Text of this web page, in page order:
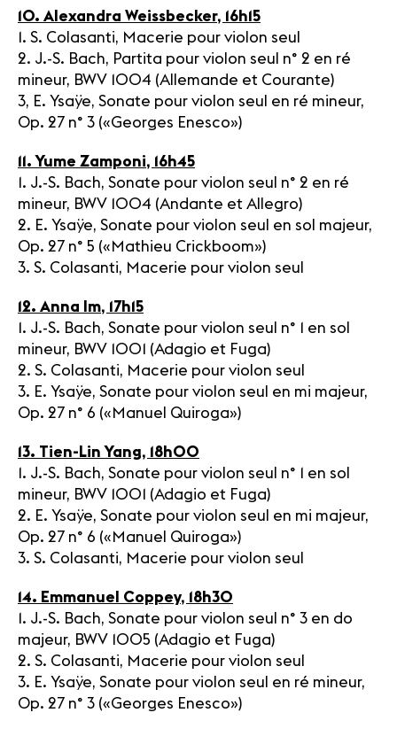
10. Alexandra Weissbecker, 16h15
1. S. Colasanti, Macerie pour violon seul
2. J.-S. Bach, Partita pour violon seul n° 2 en ré
mineur, BWV 1004 (Allemande et Courante)
3, E. Ysaÿe, Sonate pour violon seul en ré mineur,
Op. 27 n° 3 («Georges Enesco»)
11. Yume Zamponi, 16h45
1. J.-S. Bach, Sonate pour violon seul n° 2 en ré
mineur, BWV 1004 (Andante et Allegro)
2. E. Ysaÿe, Sonate pour violon seul en sol majeur,
Op. 27 n° 5 («Mathieu Crickboom»)
3. S. Colasanti, Macerie pour violon seul
12. Anna Im, 17h15
1. J.-S. Bach, Sonate pour violon seul n° 1 en sol
mineur, BWV 1001 (Adagio et Fuga)
2. S. Colasanti, Macerie pour violon seul
3. E. Ysaÿe, Sonate pour violon seul en mi majeur,
Op. 27 n° 6 («Manuel Quiroga»)
13. Tien-Lin Yang, 18h00
1. J.-S. Bach, Sonate pour violon seul n° 1 en sol
mineur, BWV 1001 (Adagio et Fuga)
2. E. Ysaÿe, Sonate pour violon seul en mi majeur,
Op. 27 n° 6 («Manuel Quiroga»)
3. S. Colasanti, Macerie pour violon seul
14. Emmanuel Coppey, 18h30
1. J.-S. Bach, Sonate pour violon seul n° 3 en do
majeur, BWV 1005 (Adagio et Fuga)
2. S. Colasanti, Macerie pour violon seul
3. E. Ysaÿe, Sonate pour violon seul en ré mineur,
Op. 27 n° 3 («Georges Enesco»)